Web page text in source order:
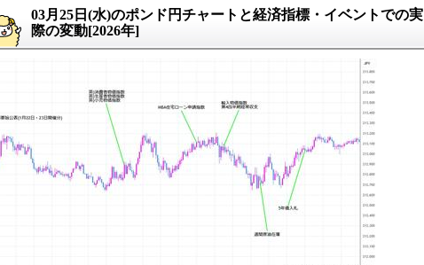
03月25日(水)のポンド円チャートと経済指標・イベントでの実
際の変動[2026年]